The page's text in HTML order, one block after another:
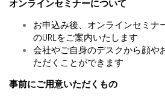
オンラインセミナーについて
お申込み後、オンラインセミナ
のURLをご案内いたします
会社やご自身のデスクから顔や
ただくことができます
事前にご用意いただくもの